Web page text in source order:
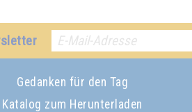
Gedanken für den Tag
Katalog zum Herunterladen